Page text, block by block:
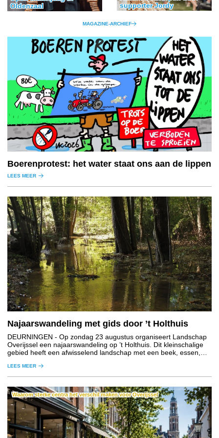
Oldenzaal
supporter Jordy
MAGAZINE-ARCHIEF
Boerenprotest: het water staat ons aan de lippen
LEES MEER
Najaarswandeling met gids door ’t Holthuis
DEURNINGEN - Op zondag 23 augustus organiseert Landschap
Overijssel een najaarswandeling op ’t Holthuis. Dit kleinschalige
gebied heeft een afwisselend landschap met een beek, essen,
LEES MEER
Waarom sterke centra het verschil maken voor Overijssel